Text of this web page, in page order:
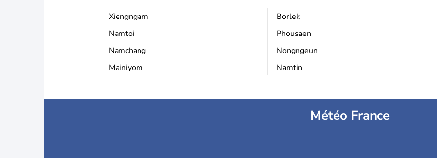
Xiengngam
Namtoi
Namchang
Mainiyom
Borlek
Phousaen
Nongngeun
Namtin
Météo France